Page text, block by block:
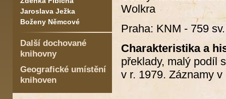
Jaroslava Ježka
Boženy Němcové
Další dochované
knihovny
Geografické umístění
knihoven
Wolkra
Praha: KNM - 759 sv.
Charakteristika a
překlady, malý podíl
v r. 1979. Záznamy